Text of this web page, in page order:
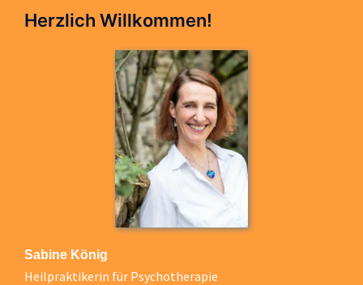
Herzlich Willkommen!
Sabine König
Heilpraktikerin für Psychotherapie